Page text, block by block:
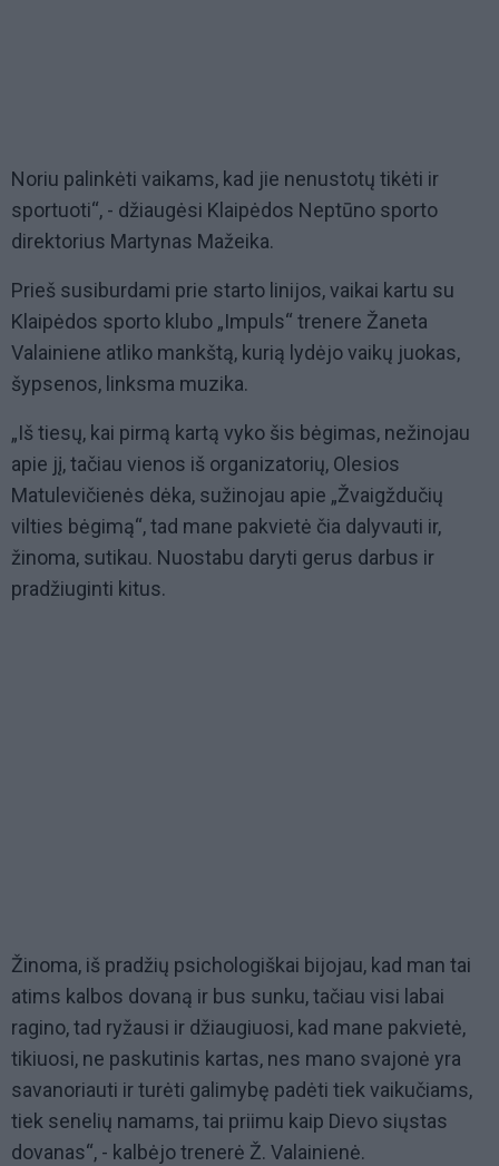
Noriu palinkėti vaikams, kad jie nenustotų tikėti ir
sportuoti‘‘, - džiaugėsi Klaipėdos Neptūno sporto
direktorius Martynas Mažeika.
Prieš susiburdami prie starto linijos, vaikai kartu su
Klaipėdos sporto klubo „Impuls“ trenere Žaneta
Valainiene atliko mankštą, kurią lydėjo vaikų juokas,
šypsenos, linksma muzika.
„Iš tiesų, kai pirmą kartą vyko šis bėgimas, nežinojau
apie jį, tačiau vienos iš organizatorių, Olesios
Matulevičienės dėka, sužinojau apie „Žvaigždučių
vilties bėgimą“, tad mane pakvietė čia dalyvauti ir,
žinoma, sutikau. Nuostabu daryti gerus darbus ir
pradžiuginti kitus.
Žinoma, iš pradžių psichologiškai bijojau, kad man tai
atims kalbos dovaną ir bus sunku, tačiau visi labai
ragino, tad ryžausi ir džiaugiuosi, kad mane pakvietė,
tikiuosi, ne paskutinis kartas, nes mano svajonė yra
savanoriauti ir turėti galimybę padėti tiek vaikučiams,
tiek senelių namams, tai priimu kaip Dievo siųstas
dovanas“, - kalbėjo trenerė Ž. Valainienė.